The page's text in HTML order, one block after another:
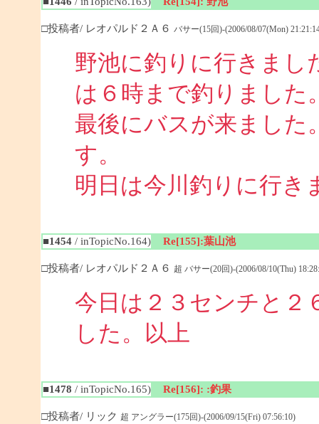
□投稿者/ レオパルド２Ａ６ バサー(15回)-(2006/08/07(Mon)
野池に釣りに行きまし
は６時まで釣りました
最後にバスが来ました
す。
明日は今川釣りに行き
■1454/ inTopicNo.164) Re[155]:葉山池
□投稿者/ レオパルド２Ａ６ 超 バサー(20回)-(2006/08/10(Thu)
今日は２３センチと２
した。以上
■1478 / inTopicNo.165) Re[156]: :釣果
□投稿者/ リック 超 アングラー(175回)-(2006/09/15(Fri) 07:56:10)